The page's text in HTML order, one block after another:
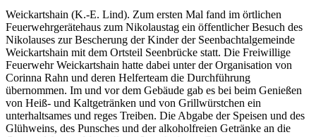
Weickartshain (K.-E. Lind). Zum ersten Mal fand im örtlichen
Feuerwehrgerätehaus zum Nikolaustag ein öffentlicher Besuch des
Nikolauses zur Bescherung der Kinder der Seenbachtalgemeinde
Weickartshain mit dem Ortsteil Seenbrücke statt. Die Freiwillige
Feuerwehr Weickartshain hatte dabei unter der Organisation von
Corinna Rahn und deren Helferteam die Durchführung
übernommen. Im und vor dem Gebäude gab es bei beim Genießen
von Heiß- und Kaltgetränken und von Grillwürstchen ein
unterhaltsames und reges Treiben. Die Abgabe der Speisen und des
Glühweins, des Punsches und der alkoholfreien Getränke an die